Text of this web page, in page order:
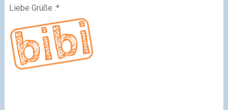
Liebe Grüße :*